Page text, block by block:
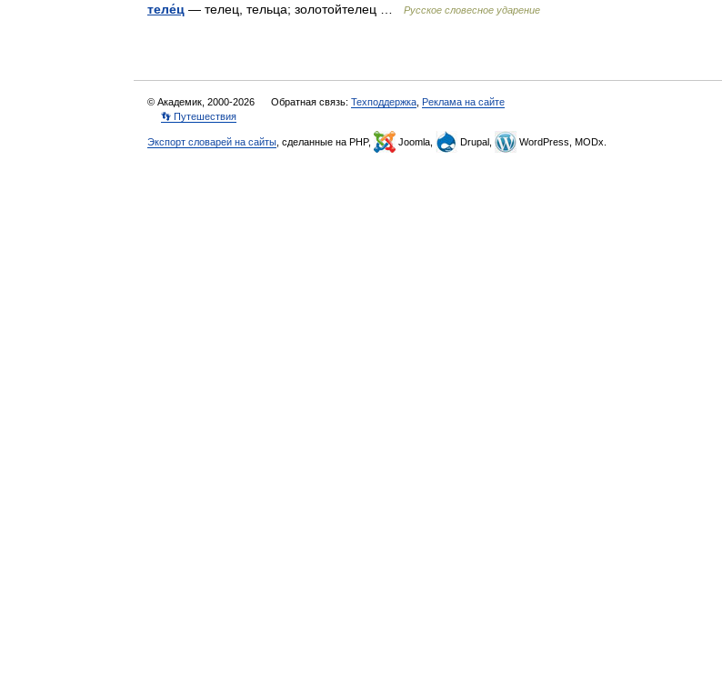
теле́ц — телец, тельца; золотойтелец … Русское словесное ударение
© Академик, 2000-2026 Обратная связь: Техподдержка Реклама на сайте
👣 Путешествия
Экспорт словарей на сайты , сделанные на PHP, Joomla, Drupal, WordPress, MODx.